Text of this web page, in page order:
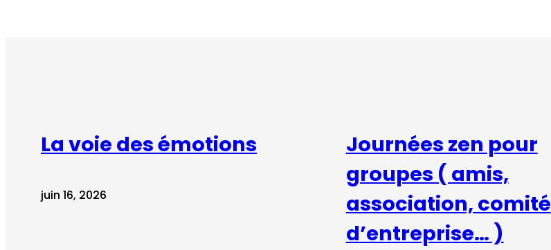
La voie des émotions
juin 16, 2026
Journées zen pour
groupes ( amis,
association, comité
d’entreprise… )